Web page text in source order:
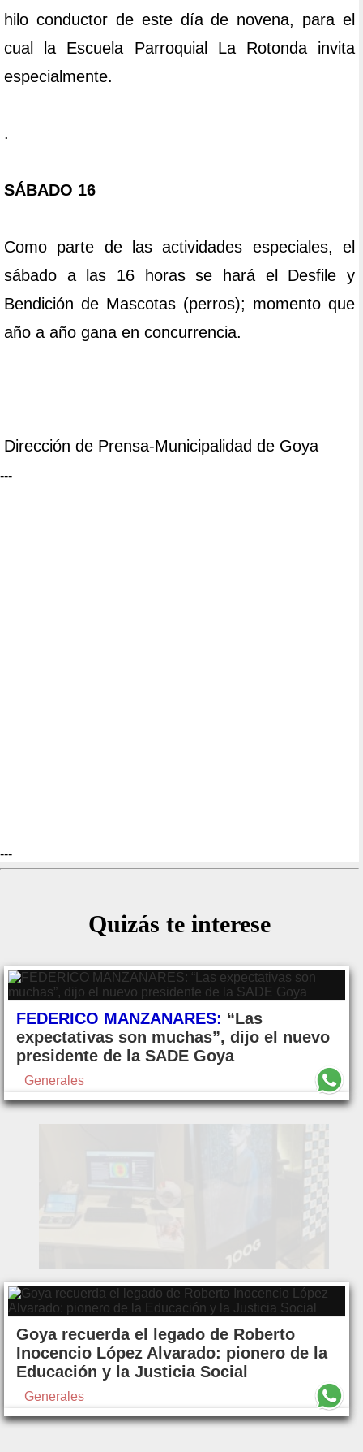
hilo conductor de este día de novena, para el
cual la Escuela Parroquial La Rotonda invita
especialmente.
.
SÁBADO 16
Como parte de las actividades especiales, el
sábado a las 16 horas se hará el Desfile y
Bendición de Mascotas (perros); momento que
año a año gana en concurrencia.
Dirección de Prensa-Municipalidad de Goya
---
---
Quizás te interese
FEDERICO MANZANARES: “Las
expectativas son muchas”, dijo el nuevo
presidente de la SADE Goya
Generales
Goya recuerda el legado de Roberto
Inocencio López Alvarado: pionero de la
Educación y la Justicia Social
Generales